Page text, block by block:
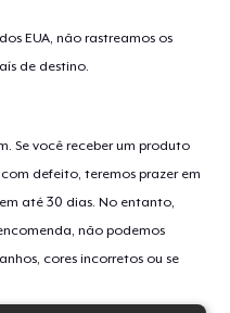
EUA, não rastreamos os
de destino.
Se você receber um produto
defeito, teremos prazer em
até 30 dias. No entanto,
não podemos
cores incorretos ou se